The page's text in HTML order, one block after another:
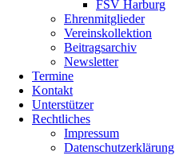
FSV Harburg
Ehrenmitglieder
Vereinskollektion
Beitragsarchiv
Newsletter
Termine
Kontakt
Unterstützer
Rechtliches
Impressum
Datenschutzerklärung